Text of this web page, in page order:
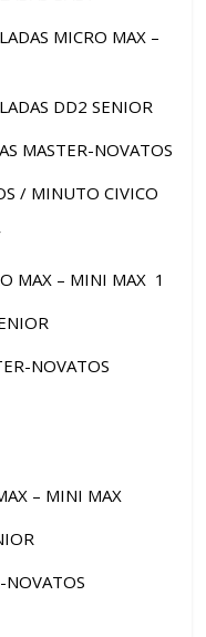
MICRO MAX –
DD2 SENIOR
MASTER-NOVATOS
/ MINUTO CIVICO
MAX – MINI MAX 1
NOVATOS
– MINI MAX